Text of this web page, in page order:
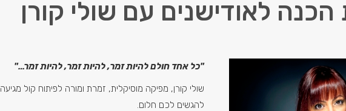
לאודישנים עם שולי קורן
"כל אחד חולם להיות זמר, להיות זמר, להיות זמר…"
שולי קורן, מפיקה מוסיקלית, זמרת ומורה לפיתוח קול מגיעה
להגשים לכם חלום.